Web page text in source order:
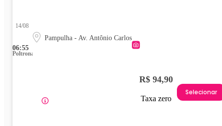
06:55
14/08
Pampulha - Av. Antônio Carlos
Poltrona
R$ 94,90
Taxa zero
Selecionar